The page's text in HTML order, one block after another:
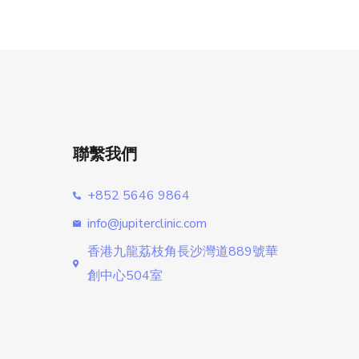
聯繫我們
+852 5646 9864
info@jupiterclinic.com
香港九龍荔枝角長沙灣道889號華
創中心504室